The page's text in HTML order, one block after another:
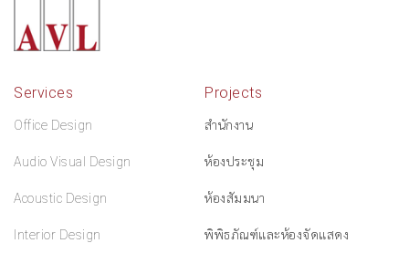
Services
Office Design
Audio Visual Design
Acoustic Design
Interior Design
Projects
สำนักงาน
ห้องประชุม
ห้องสัมมนา
พิพิธภัณฑ์และห้องจัดแสดง